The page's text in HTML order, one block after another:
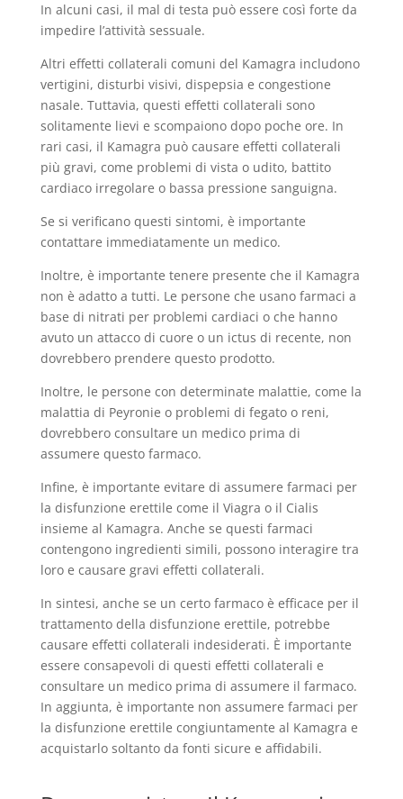
In alcuni casi, il mal di testa può essere così forte da
impedire l’attività sessuale.
Altri effetti collaterali comuni del Kamagra includono
vertigini, disturbi visivi, dispepsia e congestione
nasale. Tuttavia, questi effetti collaterali sono
solitamente lievi e scompaiono dopo poche ore. In
rari casi, il Kamagra può causare effetti collaterali
più gravi, come problemi di vista o udito, battito
cardiaco irregolare o bassa pressione sanguigna.
Se si verificano questi sintomi, è importante
contattare immediatamente un medico.
Inoltre, è importante tenere presente che il Kamagra
non è adatto a tutti. Le persone che usano farmaci a
base di nitrati per problemi cardiaci o che hanno
avuto un attacco di cuore o un ictus di recente, non
dovrebbero prendere questo prodotto.
Inoltre, le persone con determinate malattie, come la
malattia di Peyronie o problemi di fegato o reni,
dovrebbero consultare un medico prima di
assumere questo farmaco.
Infine, è importante evitare di assumere farmaci per
la disfunzione erettile come il Viagra o il Cialis
insieme al Kamagra. Anche se questi farmaci
contengono ingredienti simili, possono interagire tra
loro e causare gravi effetti collaterali.
In sintesi, anche se un certo farmaco è efficace per il
trattamento della disfunzione erettile, potrebbe
causare effetti collaterali indesiderati. È importante
essere consapevoli di questi effetti collaterali e
consultare un medico prima di assumere il farmaco.
In aggiunta, è importante non assumere farmaci per
la disfunzione erettile congiuntamente al Kamagra e
acquistarlo soltanto da fonti sicure e affidabili.